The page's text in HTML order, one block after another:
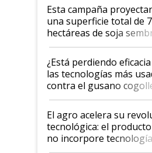
Esta campaña
una superficie total de
hectáreas de soja
con una nueva
variedades que marcan
salto tecnológico en
rendimiento
¿Está perdiendo
las tecnologías más
contra el gusano
desafío de una
El agro acelera su
tecnológica: el
no incorpore tecnología
perder el tren"